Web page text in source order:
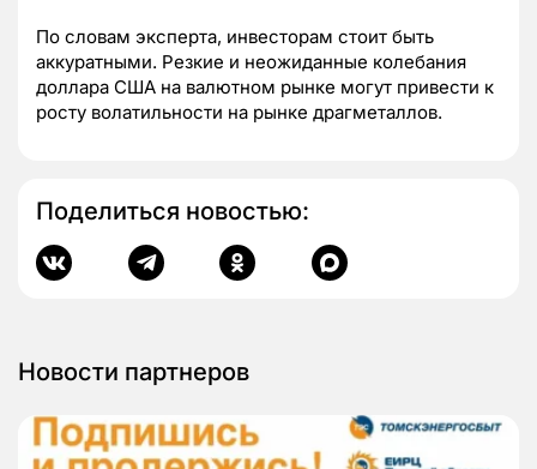
По словам эксперта, инвесторам стоит быть
аккуратными. Резкие и неожиданные колебания
доллара США на валютном рынке могут привести к
росту волатильности на рынке драгметаллов.
Поделиться новостью:
Новости партнеров